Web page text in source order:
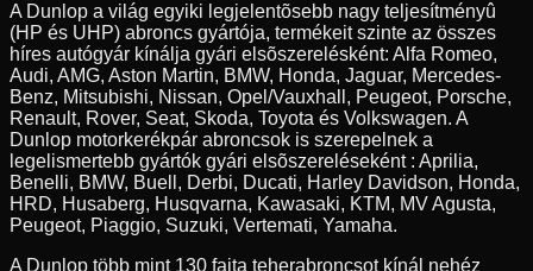
A Dunlop a világ egyiki legjelentõsebb nagy teljesítményû
(HP és UHP) abroncs gyártója, termékeit szinte az összes
híres autógyár kínálja gyári elsõszerelésként: Alfa Romeo,
Audi, AMG, Aston Martin, BMW, Honda, Jaguar, Mercedes-
Benz, Mitsubishi, Nissan, Opel/Vauxhall, Peugeot, Porsche,
Renault, Rover, Seat, Skoda, Toyota és Volkswagen. A
Dunlop motorkerékpár abroncsok is szerepelnek a
legelismertebb gyártók gyári elsõszereléseként : Aprilia,
Benelli, BMW, Buell, Derbi, Ducati, Harley Davidson, Honda,
HRD, Husaberg, Husqvarna, Kawasaki, KTM, MV Agusta,
Peugeot, Piaggio, Suzuki, Vertemati, Yamaha.
A Dunlop több mint 130 fajta teherabroncsot kínál nehéz